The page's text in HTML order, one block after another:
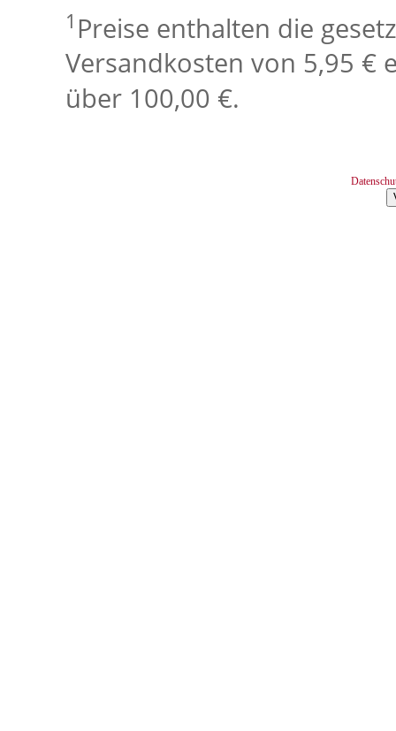
1 Preise enthalten die
Versandkosten von 5,95 €
über 100,00 €.